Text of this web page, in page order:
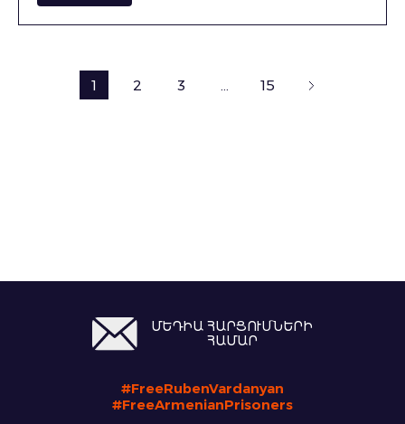
1 2 3 … 15
ՄԵԴԻԱ ՀԱՐՑՈՒՄՆԵՐԻ
ՀԱՄԱՐ
#FreeRubenVardanyan
#FreeArmenianPrisoners